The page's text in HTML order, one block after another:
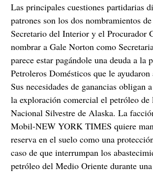
Las principales cuestiones partidarias
patrones son los dos nombramientos
Secretario del Interior y el Procurador
nombrar a Gale Norton como
parece estar pagándole una deuda a la
Petroleros Domésticos que le ayudaron
Sus necesidades de ganancias obligan
la exploración comercial el petróleo de
Nacional Silvestre de Alaska. La
Mobil-NEW YORK TIMES quiere
reserva en el suelo como una
caso de que interrumpan los
petróleo del Medio Oriente durante